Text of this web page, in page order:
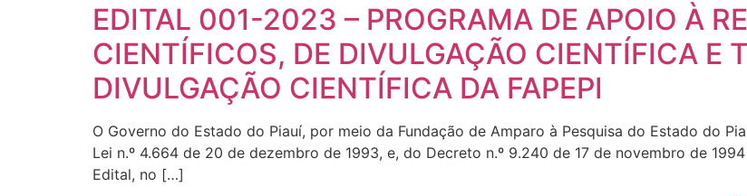
EDITAL 001-2023 – PROGRAMA DE APOIO À
CIENTÍFICOS, DE DIVULGAÇÃO CIENTÍFICA E
DIVULGAÇÃO CIENTÍFICA DA FAPEPI
O Governo do Estado do Piauí, por meio da Fundação de Amparo à Pesquisa do Estado do
Lei n.º 4.664 de 20 de dezembro de 1993, e, do Decreto n.º 9.240 de 17 de novembro de
Edital, no […]